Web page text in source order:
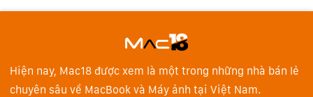
Hiện nay, Mac18 được xem là một trong những nhà bán lẻ
chuyên sâu về MacBook và Máy ảnh tại Việt Nam.